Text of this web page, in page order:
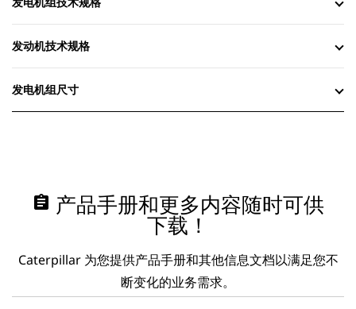
发电机组技术规格
发动机技术规格
发电机组尺寸
assignment 产品手册和更多内容随时可供
下载！
Caterpillar 为您提供产品手册和其他信息文档以满足您不
断变化的业务需求。